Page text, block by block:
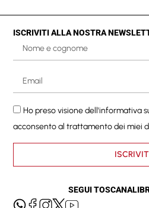
ISCRIVITI ALLA NOSTRA
Ho preso visione dell'informativa
acconsento al trattamento dei miei
SEGUI